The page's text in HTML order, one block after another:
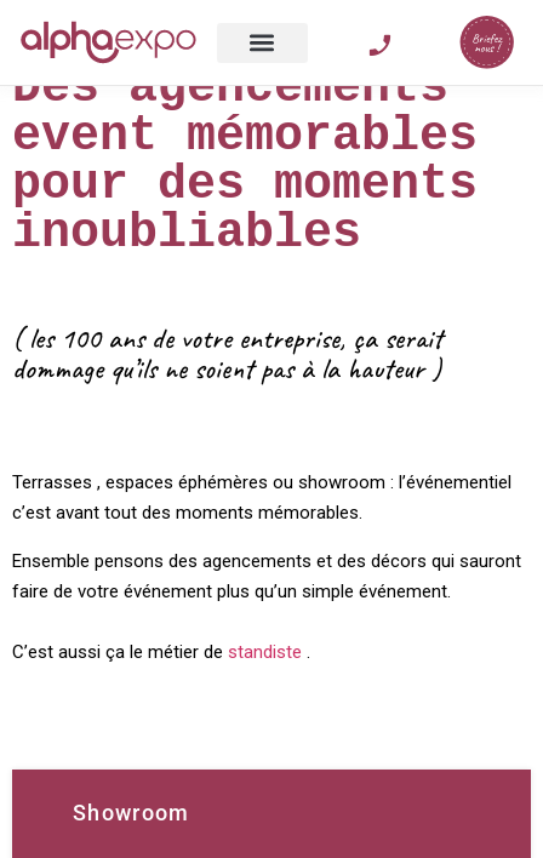
Des agencements
event mémorables
pour des moments
inoubliables
( les 100 ans de votre entreprise, ça serait
dommage qu’ils ne soient pas à la hauteur )
Terrasses , espaces éphémères ou showroom : l’événementiel
c’est avant tout des moments mémorables.
Ensemble pensons des agencements et des décors qui sauront
faire de votre événement plus qu’un simple événement.
C’est aussi ça le métier de standiste .
Showroom